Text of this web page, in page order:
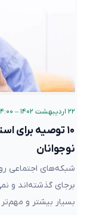
۲۲ اردیبهشت ۱۴۰۲ – ۱۴:۰۰
۱۰ توصیه برای
نوجوانان
شبکه‌های اجتماعی
برجای گذشته‌اند و
بسیار بیشتر و